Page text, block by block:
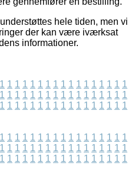
hele tiden, men vi
der kan være iværksat
informationer.
1 1 1 1 1 1 1 1 1 1 1 1 1 1 1 1 1
1 1 1 1 1 1 1 1 1 1 1 1 1 1 1 1 1
1 1 1 1 1 1 1 1 1 1 1 1 1 1 1 1 1
1 1 1 1 1 1 1 1 1 1 1 1 1 1 1 1 1
1 1 1 1 1 1 1 1 1 1 1 1 1 1 1 1 1
1 1 1 1 1 1 1 1 1 1 1 1 1 1 1 1 1